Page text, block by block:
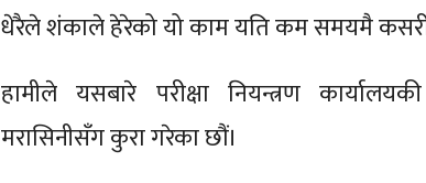
धेरैले शंकाले हेरेको यो काम यति कम समयमै
हामीले यसबारे परीक्षा नियन्त्रण
मरासिनीसँग कुरा गरेका छौं।